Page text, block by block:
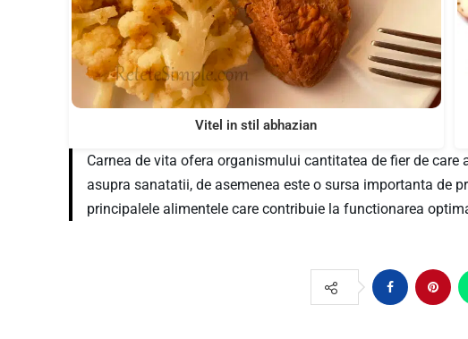
Vitel in stil abhazian
Carnea de vita ofera organismului cantitatea de fier de
asupra sanatatii, de asemenea este o sursa importanta de
principalele alimentele care contribuie la functionarea